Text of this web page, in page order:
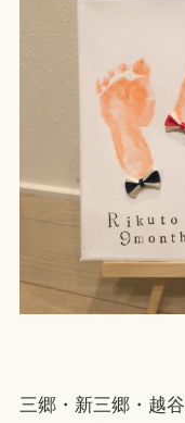
三郷・新三郷・越